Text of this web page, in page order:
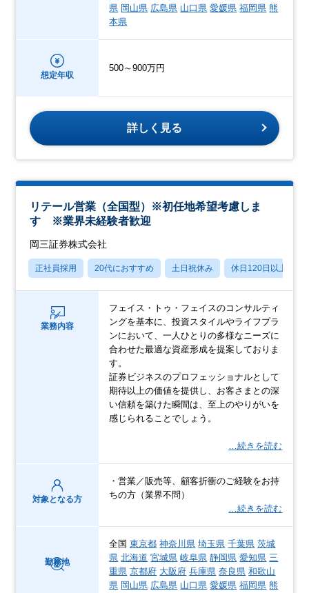
県 岡山県 広島県 山口県 愛媛県 福岡県 熊
本県
想定年収
500～900万円
詳しく見る
リテール営業（全国型）※初任地希望考慮しま
す ※業界未経験者歓迎
岡三証券株式会社
正社員採用 20代におすすめ 土日祝休み 休日120日以上
業務内容
フェイス・トゥ・フェイスのコンサルティ
ングを基本に、投資スタイルやライフプラ
ンにおいて、一人ひとりの多様なニーズに
合わせた最適な資産形成を提案しておりま
す。
証券ビジネスのプロフェッショナルとして
期待以上の価値を提供し、お客さまとの深
い信頼を築けた瞬間は、至上のやりがいを
感じられることでしょう。
…続きを読む
対象となる方
・営業／販売等、顧客折衝のご経験をお持
ちの方（業界不問）
…続きを読む
勤務地
全国東京都 神奈川県 埼玉県 千葉県 茨城
県 北海道 宮城県 岐阜県 静岡県 愛知県 三
重県 京都府 大阪府 兵庫県 奈良県 和歌山
県 岡山県 広島県 山口県 愛媛県 福岡県 熊